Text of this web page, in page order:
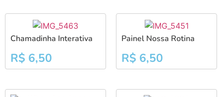
Chamadinha Interativa
R$ 6,50
Painel Nossa Rotina
R$ 6,50